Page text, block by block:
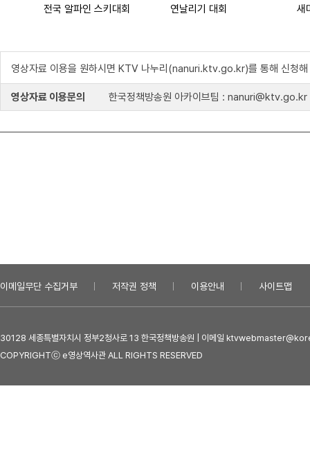
전국 알파인 스키대회 연날리기 대회 새
영상자료 이용을 원하시면 KTV 나누리(nanuri.ktv.go.kr)를 통해 신청해
영상자료 이용문의 한국정책방송원 아카이브팀 : nanuri@ktv.go.kr
이메일무단 수집거부 저작권 정책 이용안내 사이트맵
30128 세종특별자치시 정부2청사로 13 한국정책방송원 | 이메일
COPYRIGHTⓒ e영상역사관 ALL RIGHTS RESERVED